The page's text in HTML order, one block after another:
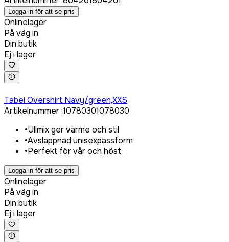
Logga in för att se pris
Onlinelager
På väg in
Din butik
Ej i lager
Tabei Overshirt Navy/green,XXS
Artikelnummer:10780301078030
•Ullmix ger värme och stil
•Avslappnad unisexpassform
•Perfekt för vår och höst
Logga in för att se pris
Onlinelager
På väg in
Din butik
Ej i lager